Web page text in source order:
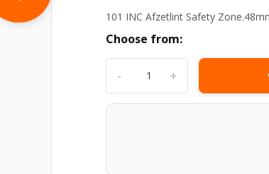
101 INC Afzetlint Safety
Choose from:
+
-